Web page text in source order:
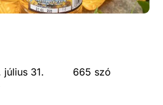
31.
665 szó